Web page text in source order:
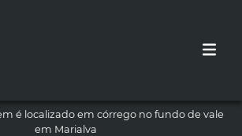
é localizado em córrego no fundo de vale
em Marialva